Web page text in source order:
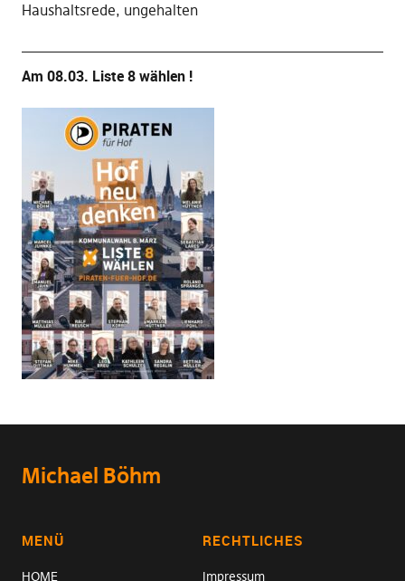
Haushaltsrede, ungehalten
Am 08.03. Liste 8 wählen !
Michael Böhm
MENÜ
HOME
RECHTLICHES
Impressum